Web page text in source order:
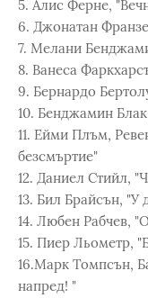
5. Алис Ферне,
6. Джонатан
7. Мелани
8. Ванеса
9. Бернардо
10. Бенджамин
11. Ейми Плъм,
безсмъртие"
12. Даниел Стийл,
13. Бил Брайсън, "У
14. Любен Рабчев,
15. Пиер Льометр,
16.Марк Томпсън,
напред! "